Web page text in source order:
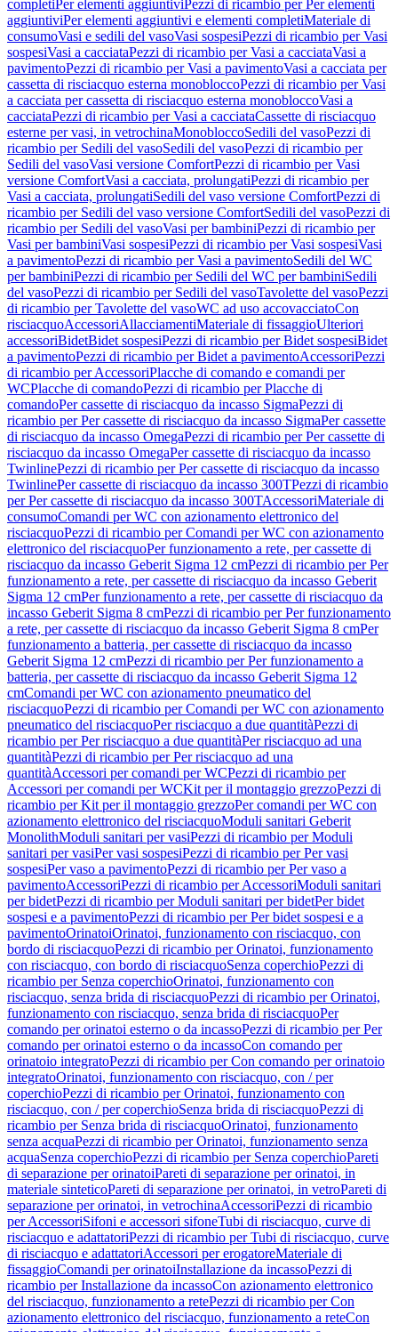
completiPer elementi aggiuntiviPezzi di ricambio per Per elementi
aggiuntiviPer elementi aggiuntivi e elementi completiMateriale di
consumoVasi e sedili del vasoVasi sospesiPezzi di ricambio per Vasi
sospesiVasi a cacciataPezzi di ricambio per Vasi a cacciataVasi a
pavimentoPezzi di ricambio per Vasi a pavimentoVasi a cacciata per
cassetta di risciacquo esterna monobloccoPezzi di ricambio per Vasi
a cacciata per cassetta di risciacquo esterna monobloccoVasi a
cacciataPezzi di ricambio per Vasi a cacciataCassette di risciacquo
esterne per vasi, in vetrochinaMonobloccoSedili del vasoPezzi di
ricambio per Sedili del vasoSedili del vasoPezzi di ricambio per
Sedili del vasoVasi versione ComfortPezzi di ricambio per Vasi
versione ComfortVasi a cacciata, prolungatiPezzi di ricambio per
Vasi a cacciata, prolungatiSedili del vaso versione ComfortPezzi di
ricambio per Sedili del vaso versione ComfortSedili del vasoPezzi di
ricambio per Sedili del vasoVasi per bambiniPezzi di ricambio per
Vasi per bambiniVasi sospesiPezzi di ricambio per Vasi sospesiVasi
a pavimentoPezzi di ricambio per Vasi a pavimentoSedili del WC
per bambiniPezzi di ricambio per Sedili del WC per bambiniSedili
del vasoPezzi di ricambio per Sedili del vasoTavolette del vasoPezzi
di ricambio per Tavolette del vasoWC ad uso accovacciatoCon
risciacquoAccessoriAllacciamentiMateriale di fissaggioUlteriori
accessoriBidetBidet sospesiPezzi di ricambio per Bidet sospesiBidet
a pavimentoPezzi di ricambio per Bidet a pavimentoAccessoriPezzi
di ricambio per AccessoriPlacche di comando e comandi per
WCPlacche di comandoPezzi di ricambio per Placche di
comandoPer cassette di risciacquo da incasso SigmaPezzi di
ricambio per Per cassette di risciacquo da incasso SigmaPer cassette
di risciacquo da incasso OmegaPezzi di ricambio per Per cassette di
risciacquo da incasso OmegaPer cassette di risciacquo da incasso
TwinlinePezzi di ricambio per Per cassette di risciacquo da incasso
TwinlinePer cassette di risciacquo da incasso 300TPezzi di ricambio
per Per cassette di risciacquo da incasso 300TAccessoriMateriale di
consumoComandi per WC con azionamento elettronico del
risciacquoPezzi di ricambio per Comandi per WC con azionamento
elettronico del risciacquoPer funzionamento a rete, per cassette di
risciacquo da incasso Geberit Sigma 12 cmPezzi di ricambio per Per
funzionamento a rete, per cassette di risciacquo da incasso Geberit
Sigma 12 cmPer funzionamento a rete, per cassette di risciacquo da
incasso Geberit Sigma 8 cmPezzi di ricambio per Per funzionamento
a rete, per cassette di risciacquo da incasso Geberit Sigma 8 cmPer
funzionamento a batteria, per cassette di risciacquo da incasso
Geberit Sigma 12 cmPezzi di ricambio per Per funzionamento a
batteria, per cassette di risciacquo da incasso Geberit Sigma 12
cmComandi per WC con azionamento pneumatico del
risciacquoPezzi di ricambio per Comandi per WC con azionamento
pneumatico del risciacquoPer risciacquo a due quantitàPezzi di
ricambio per Per risciacquo a due quantitàPer risciacquo ad una
quantitàPezzi di ricambio per Per risciacquo ad una
quantitàAccessori per comandi per WCPezzi di ricambio per
Accessori per comandi per WCKit per il montaggio grezzoPezzi di
ricambio per Kit per il montaggio grezzoPer comandi per WC con
azionamento elettronico del risciacquoModuli sanitari Geberit
MonolithModuli sanitari per vasiPezzi di ricambio per Moduli
sanitari per vasiPer vasi sospesiPezzi di ricambio per Per vasi
sospesiPer vaso a pavimentoPezzi di ricambio per Per vaso a
pavimentoAccessoriPezzi di ricambio per AccessoriModuli sanitari
per bidetPezzi di ricambio per Moduli sanitari per bidetPer bidet
sospesi e a pavimentoPezzi di ricambio per Per bidet sospesi e a
pavimentoOrinatoiOrinatoi, funzionamento con risciacquo, con
bordo di risciacquoPezzi di ricambio per Orinatoi, funzionamento
con risciacquo, con bordo di risciacquoSenza coperchioPezzi di
ricambio per Senza coperchioOrinatoi, funzionamento con
risciacquo, senza brida di risciacquoPezzi di ricambio per Orinatoi,
funzionamento con risciacquo, senza brida di risciacquoPer
comando per orinatoi esterno o da incassoPezzi di ricambio per Per
comando per orinatoi esterno o da incassoCon comando per
orinatoio integratoPezzi di ricambio per Con comando per orinatoio
integratoOrinatoi, funzionamento con risciacquo, con / per
coperchioPezzi di ricambio per Orinatoi, funzionamento con
risciacquo, con / per coperchioSenza brida di risciacquoPezzi di
ricambio per Senza brida di risciacquoOrinatoi, funzionamento
senza acquaPezzi di ricambio per Orinatoi, funzionamento senza
acquaSenza coperchioPezzi di ricambio per Senza coperchioPareti
di separazione per orinatoiPareti di separazione per orinatoi, in
materiale sinteticoPareti di separazione per orinatoi, in vetroPareti di
separazione per orinatoi, in vetrochinaAccessoriPezzi di ricambio
per AccessoriSifoni e accessori sifoneTubi di risciacquo, curve di
risciacquo e adattatoriPezzi di ricambio per Tubi di risciacquo, curve
di risciacquo e adattatoriAccessori per erogatoreMateriale di
fissaggioComandi per orinatoiInstallazione da incassoPezzi di
ricambio per Installazione da incassoCon azionamento elettronico
del risciacquo, funzionamento a retePezzi di ricambio per Con
azionamento elettronico del risciacquo, funzionamento a reteCon